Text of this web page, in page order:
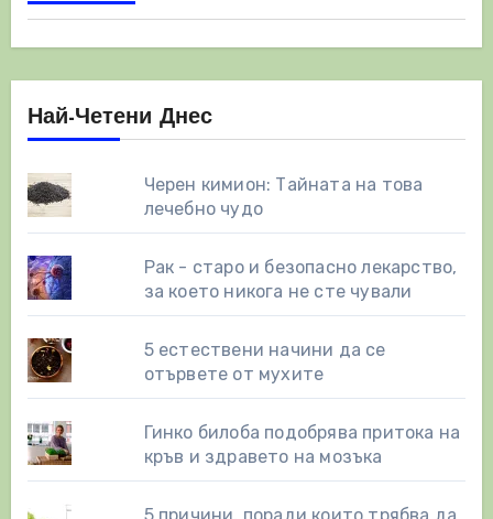
Най-Четени Днес
Черен кимион: Тайната на това
лечебно чудо
Рак - старо и безопасно лекарство,
за което никога не сте чували
5 естествени начини да се
отървете от мухите
Гинко билоба подобрява притока на
кръв и здравето на мозъка